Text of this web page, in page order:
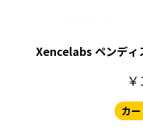
Xencelabs ペンディ
カ